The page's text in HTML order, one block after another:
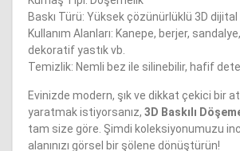
Baskı Türü: Yüksek çözünürlüklü 3D dijital
Kullanım Alanları: Kanepe, berjer,
dekoratif yastık vb.
Temizlik: Nemli bez ile silinebilir, hafif
Evinizde modern, şık ve dikkat çekici bir
yaratmak istiyorsanız, 3D Baskılı
tam size göre. Şimdi koleksiyonumuzu
alanınızı görsel bir şölene dönüştürün!